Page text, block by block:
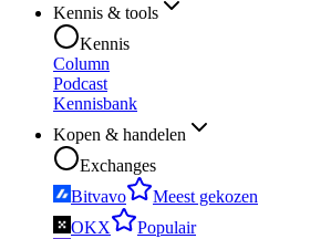
Kennis & tools
Kennis
Column
Podcast
Kennisbank
Kopen & handelen
Exchanges
Bitvavo
Meest gekozen
OKX
Populair